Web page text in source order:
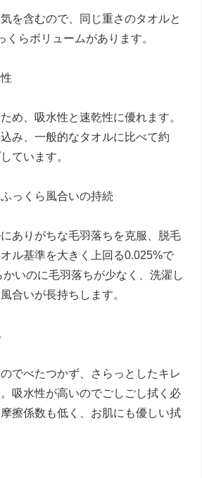
を含むので、同じ重さのタオルと
くらボリュームがあります。
め、吸水性と速乾性に優れます。
み、一般的なタオルに比べて約
ています。
っくら風合いの持続
ありがちな毛羽落ちを克服、脱毛
ル基準を大きく上回る0.025%で
いのに毛羽落ちが少なく、洗濯し
合いが長持ちします。
でべたつかず、さらっとしたキレ
吸水性が高いのでごしごし拭く必
擦係数も低く、お肌にも優しい拭